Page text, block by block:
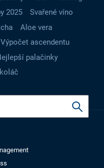
2025
Svařené víno
Aloe vera
Výpočet ascendentu
palačinky